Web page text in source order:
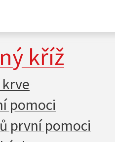
kříž
pomoci
první pomoci